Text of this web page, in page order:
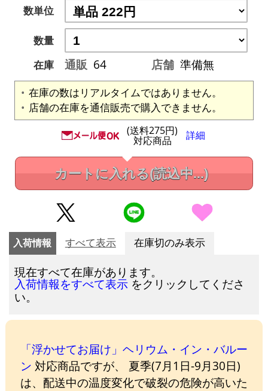
数単位
数量
在庫
通販 64 店舗 準備無
在庫の数はリアルタイムではありません。
店舗の在庫を通信販売で購入できません。
(送料275円)
対応商品 詳細
カートに入れる(読込中...)
入荷情報 すべて表示 在庫切のみ表示
現在すべて在庫があります。
入荷情報をすべて表示 をクリックしてくださ
い。
「浮かせてお届け」ヘリウム・イン・バルー
ン 対応商品ですが、 夏季(7月1日-9月30日)
は、配送中の温度変化で破裂の危険が高いた